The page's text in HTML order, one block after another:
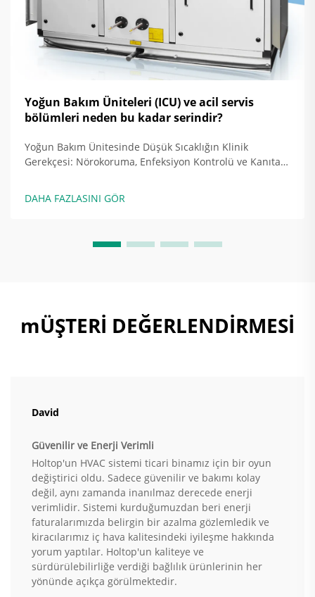
Yoğun Bakım Üniteleri (ICU) ve acil servis
bölümleri neden bu kadar serindir?
Yoğun Bakım Ünitesinde Düşük Sıcaklığın Klinik
Gerekçesi: Nörokoruma, Enfeksiyon Kontrolü ve Kanıta
Bastırma, Beyin Yaralanması ve Sepis Hastalarında
Sonuçları Nasıl İyileştirir? Yoğun Bakım Ünitesi
DAHA FAZLASINI GÖR
mÜŞTERİ DEĞERLENDİRMESİ
David
Güvenilir ve Enerji Verimli
Holtop'un HVAC sistemi ticari binamız için bir oyun
değiştirici oldu. Sadece güvenilir ve bakımı kolay
değil, aynı zamanda inanılmaz derecede enerji
verimlidir. Sistemi kurduğumuzdan beri enerji
faturalarımızda belirgin bir azalma gözlemledik ve
kiracılarımız iç hava kalitesindeki iyileşme hakkında
yorum yaptılar. Holtop'un kaliteye ve
sürdürülebilirliğe verdiği bağlılık ürünlerinin her
yönünde açıkça görülmektedir.